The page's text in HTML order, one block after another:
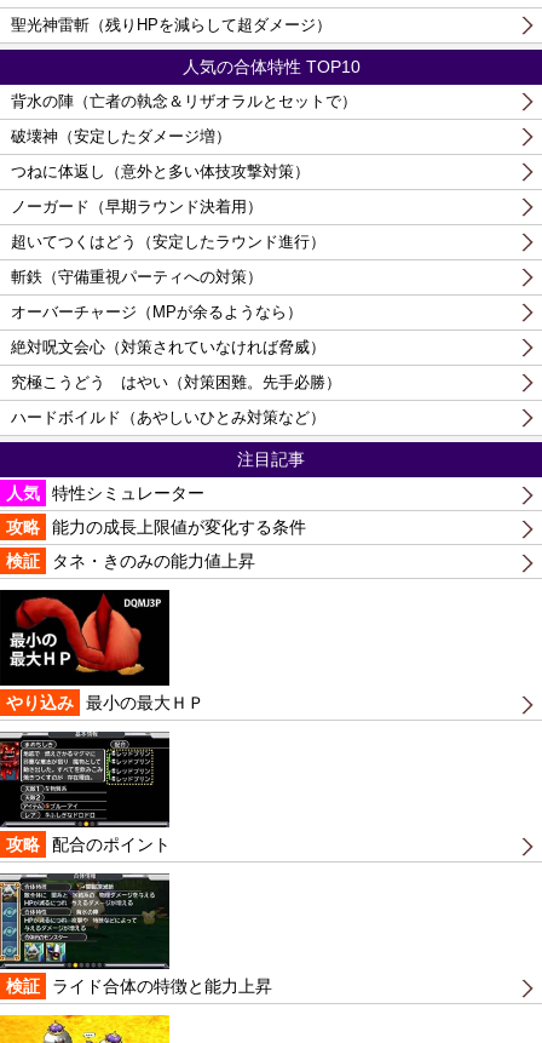
聖光神雷斬（残りHPを減らして超ダメージ）
人気の合体特性 TOP10
背水の陣（亡者の執念＆リザオラルとセットで）
破壊神（安定したダメージ増）
つねに体返し（意外と多い体技攻撃対策）
ノーガード（早期ラウンド決着用）
超いてつくはどう（安定したラウンド進行）
斬鉄（守備重視パーティへの対策）
オーバーチャージ（MPが余るようなら）
絶対呪文会心（対策されていなければ脅威）
究極こうどう はやい（対策困難。先手必勝）
ハードボイルド（あやしいひとみ対策など）
注目記事
人気
特性シミュレーター
攻略
能力の成長上限値が変化する条件
検証
タネ・きのみの能力値上昇
やり込み 最小の最大ＨＰ
攻略 配合のポイント
検証 ライド合体の特徴と能力上昇